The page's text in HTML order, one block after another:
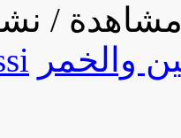
/
والخمر